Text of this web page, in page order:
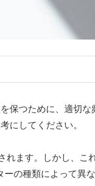
保つために、適切
にしてください。
れます。しかし、こ
の種類によって異な